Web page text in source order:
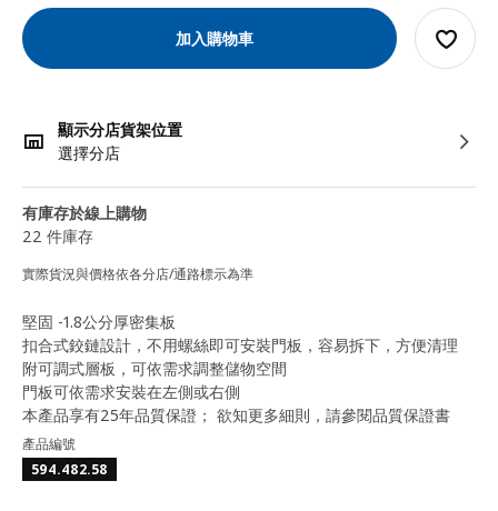
加入購物車
顯示分店貨架位置
選擇分店
有庫存於線上購物
22 件庫存
實際貨況與價格依各分店/通路標示為準
堅固 -1.8公分厚密集板
扣合式鉸鏈設計，不用螺絲即可安裝門板，容易拆下，方便清理
附可調式層板，可依需求調整儲物空間
門板可依需求安裝在左側或右側
本產品享有25年品質保證； 欲知更多細則，請參閱品質保證書
產品編號
594.482.58